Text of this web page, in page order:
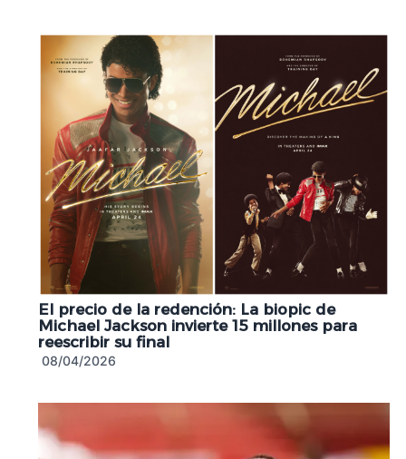
El precio de la redención: La biopic de
Michael Jackson invierte 15 millones para
reescribir su final
08/04/2026